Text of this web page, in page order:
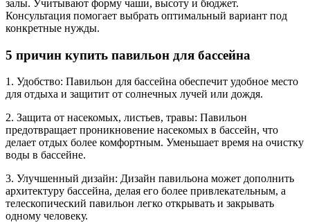
залы. Учитывают форму чаши, высоту и бюджет.
Консультация помогает выбрать оптимальный вариант под
конкретные нужды.
5 причин купить павильон для бассейна
1. Удобство: Павильон для бассейна обеспечит удобное место
для отдыха и защитит от солнечных лучей или дождя.
2. Защита от насекомых, листьев, травы: Павильон
предотвращает проникновение насекомых в бассейн, что
делает отдых более комфортным. Уменьшает время на очистку
воды в бассейне.
3. Улучшенный дизайн: Дизайн павильона может дополнить
архитектуру бассейна, делая его более привлекательным, а
телескопический павильон легко открывать и закрывать
одному человеку.